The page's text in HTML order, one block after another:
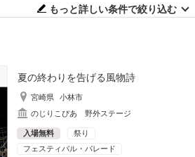
もっと詳しい条件で絞り込む
夏の終わりを告げる風物詩
宮崎県
小林市
のじりこぴあ 野外ステージ
入場無料
祭り
フェスティバル・パレード